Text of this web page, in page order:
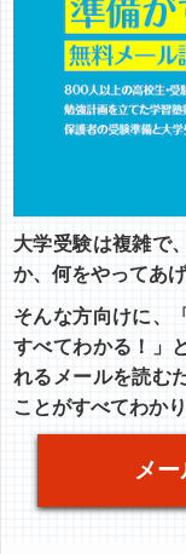
大学受験は複雑で
か、何をやってあ
そんな方向けに、
すべてわかる！」
れるメールを読む
ことがすべてわかり
メ